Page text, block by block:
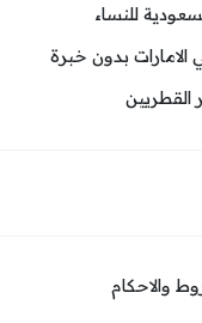
للنساء
بدون خبرة
والاحكام